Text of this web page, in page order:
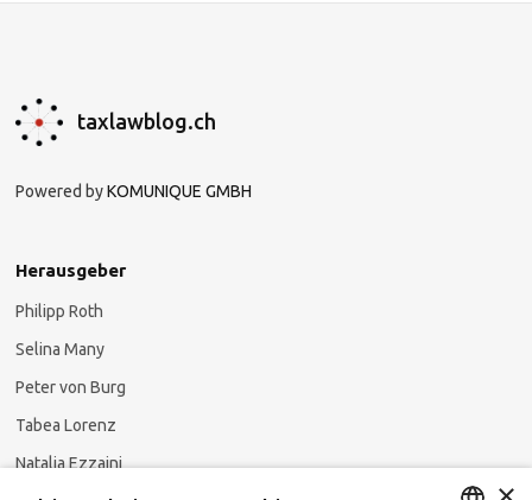
taxlawblog.ch
Powered byKOMUNIQUE GMBH
Herausgeber
Philipp Roth
Selina Many
Peter von Burg
Tabea Lorenz
Natalja Ezzaini